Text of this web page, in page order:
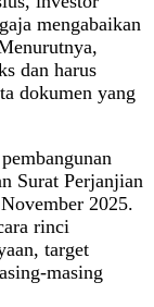
mengabaikan
dan harus
dokumen yang
Surat Perjanjian
2025.
rinci
target
masing